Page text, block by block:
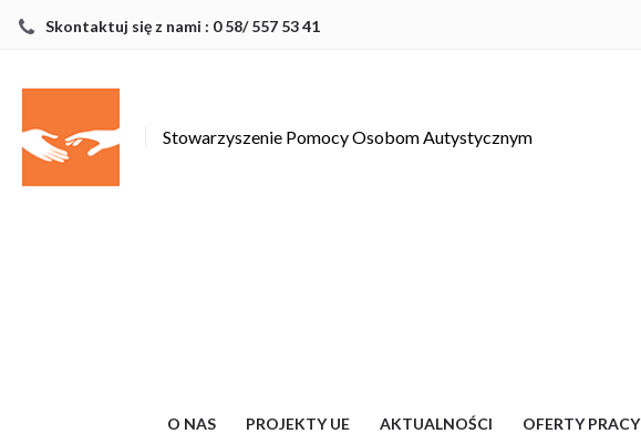
Skontaktuj się z nami : 0 58/ 557 53 41
Stowarzyszenie Pomocy Osobom Autystycznym
O NAS PROJEKTY UE AKTUALNOŚCI OFERTY PRACY